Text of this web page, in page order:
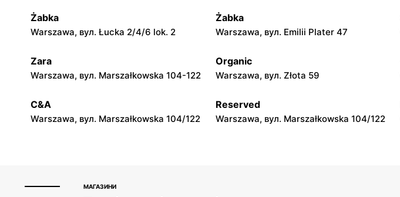
moje sklepy
Górki, вул. Górki 71
moje sklepy
Gumniska, вул. Gumniska 157C
moje sklepy
Hyżne, вул. Hyżne 100
moje sklepy
Jarosław, вул. Pełkińska 147
Żabka
Warszawa, вул. Łucka 2/4/6 lok. 2
Żabka
Warszawa, вул. Emilii Plater 47
Zara
Warszawa, вул. Marszałkowska 104-122
Organic
Warszawa, вул. Złota 59
C&A
Warszawa, вул. Marszałkowska 104/122
Reserved
Warszawa, вул. Marszałkowska 104/122
МАГАЗИНИ